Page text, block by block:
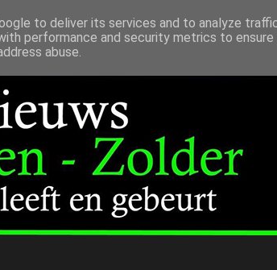
to deliver its services and to analyze
performance and security metrics to
abuse.